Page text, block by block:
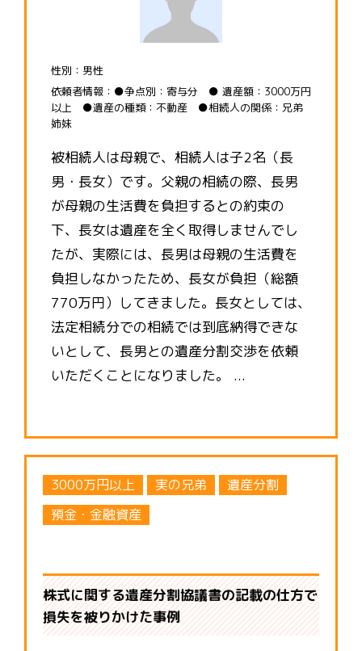
性別：男性
依頼者情報：●争点別：寄与分 ● 遺産額：3000万円
以上 ●遺産の種類：不動産 ●相続人の関係：兄弟
姉妹
被相続人は母親で、相続人は子2名（長
男・長女）です。父親の相続の際、長男
が母親の生活費を負担するとの約束の
下、長女は遺産を全く取得しませんでし
たが、実際には、長男は母親の生活費を
負担しなかったため、長女が負担（総額
770万円）してきました。長女としては、
法定相続分での相続では到底納得できな
いとして、長男との遺産分割交渉を依頼
いただくことになりました。 ...
3000万円以上 実の兄弟
遺産分割
預金・金融資産
株式に関する遺産分割協議書の記載の仕方で
損失を被りかけた事例